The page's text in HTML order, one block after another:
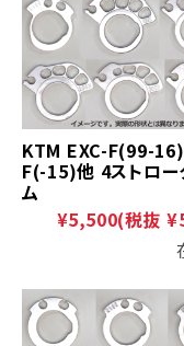
KTM EXC-F(99-
F(-15)他 4ストロー
ム
¥5,500(税抜